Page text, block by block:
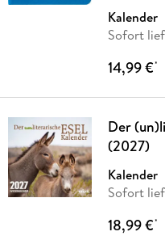
Kalender
Sofort
14,99 €*
Der
(2027)
Kalender
Sofort
18,99 €*